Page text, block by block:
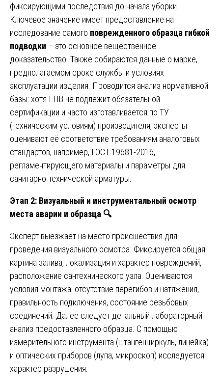
фиксирующими последствия до начала уборки.
Ключевое значение имеет предоставление на
исследование самого поврежденного образца гибкой
подводки – это основное вещественное
доказательство. Также собираются данные о марке,
предполагаемом сроке службы и условиях
эксплуатации изделия. Проводится анализ нормативной
базы: хотя ГПВ не подлежит обязательной
сертификации и часто изготавливается по ТУ
(техническим условиям) производителя, эксперты
оценивают её соответствие требованиям аналоговых
стандартов, например, ГОСТ 19681-2016,
регламентирующего материалы и параметры для
санитарно-технической арматуры.
Этап 2: Визуальный и инструментальный осмотр
места аварии и образца 🔍
Эксперт выезжает на место происшествия для
проведения визуального осмотра. Фиксируется общая
картина залива, локализация и характер повреждений,
расположение сантехнического узла. Оцениваются
условия монтажа: отсутствие перегибов и натяжения,
правильность подключения, состояние резьбовых
соединений. Далее следует детальный лабораторный
анализ предоставленного образца. С помощью
измерительного инструмента (штангенциркуль, линейка)
и оптических приборов (лупа, микроскоп) исследуется
характер разрушения: